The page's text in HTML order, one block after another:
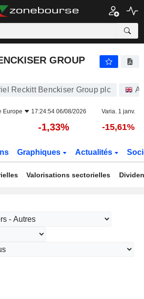
GROUP
Reckitt Benckiser Group plc
Europe 17:24:54 06/08/2026 Varia. 1 janv.
-1,33% -15,61%
Graphiques Actualités
Valorisations sectorielles